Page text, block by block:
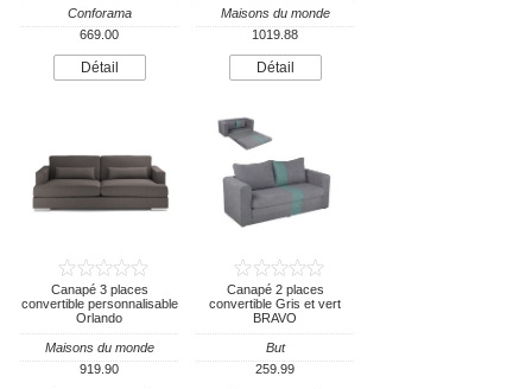
Conforama
669.00
Détail
Maisons du monde
1019.88
Détail
Canapé 3 places
convertible personnalisable
Orlando
Maisons du monde
919.90
Canapé 2 places
convertible Gris et vert
BRAVO
But
259.99